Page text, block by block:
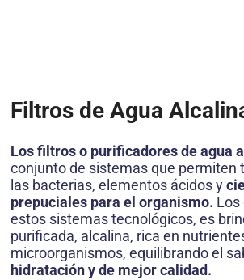
Filtros de Agua
Los filtros o purificadores de agua
conjunto de sistemas que permiten
las bacterias, elementos ácidos y
prepuciales para el organismo. Los
estos sistemas tecnológicos, es
purificada, alcalina, rica en
microorganismos, equilibrando el
hidratación y de mejor calidad.